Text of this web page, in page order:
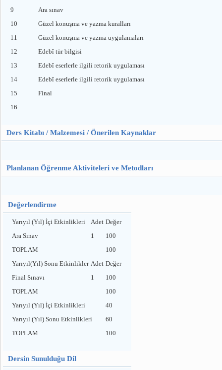
9
Ara sınav
10
Güzel konuşma ve yazma kuralları
11
Güzel konuşma ve yazma uygulamaları
12
Edebî tür bilgisi
13
Edebî eserlerle ilgili retorik uygulaması
14
Edebî eserlerle ilgili retorik uygulaması
15
Final
16
Ders Kitabı / Malzemesi / Önerilen Kaynaklar
Planlanan Öğrenme Aktiviteleri ve Metodları
Değerlendirme
Yarıyıl (Yıl) İçi Etkinlikleri Adet Değer
Ara Sınav
1
100
TOPLAM
100
Yarıyıl(Yıl) Sonu Etkinlikler Adet Değer
Final Sınavı
1
100
TOPLAM
100
Yarıyıl (Yıl) İçi Etkinlikleri
40
Yarıyıl (Yıl) Sonu Etkinlikleri
60
TOPLAM
100
Dersin Sunulduğu Dil